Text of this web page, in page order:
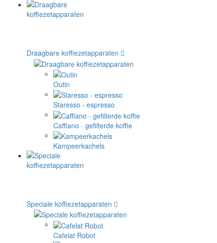
Draagbare koffiezetapparaten
Outin
Staresso - espresso
Cafflano - gefilterde koffie
Kampeerkachels
Speciale koffiezetapparaten
Cafelat Robot